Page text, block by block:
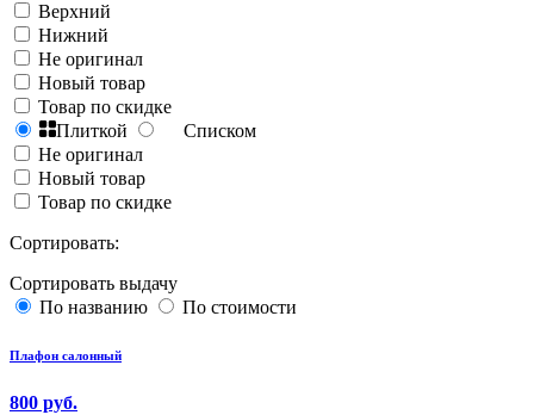
Верхний
Нижний
Не оригинал
Новый товар
Товар по скидке
Плиткой
Списком
Не оригинал
Новый товар
Товар по скидке
Сортировать:
Сортировать выдачу
По названию
По стоимости
Плафон салонный
800 руб.